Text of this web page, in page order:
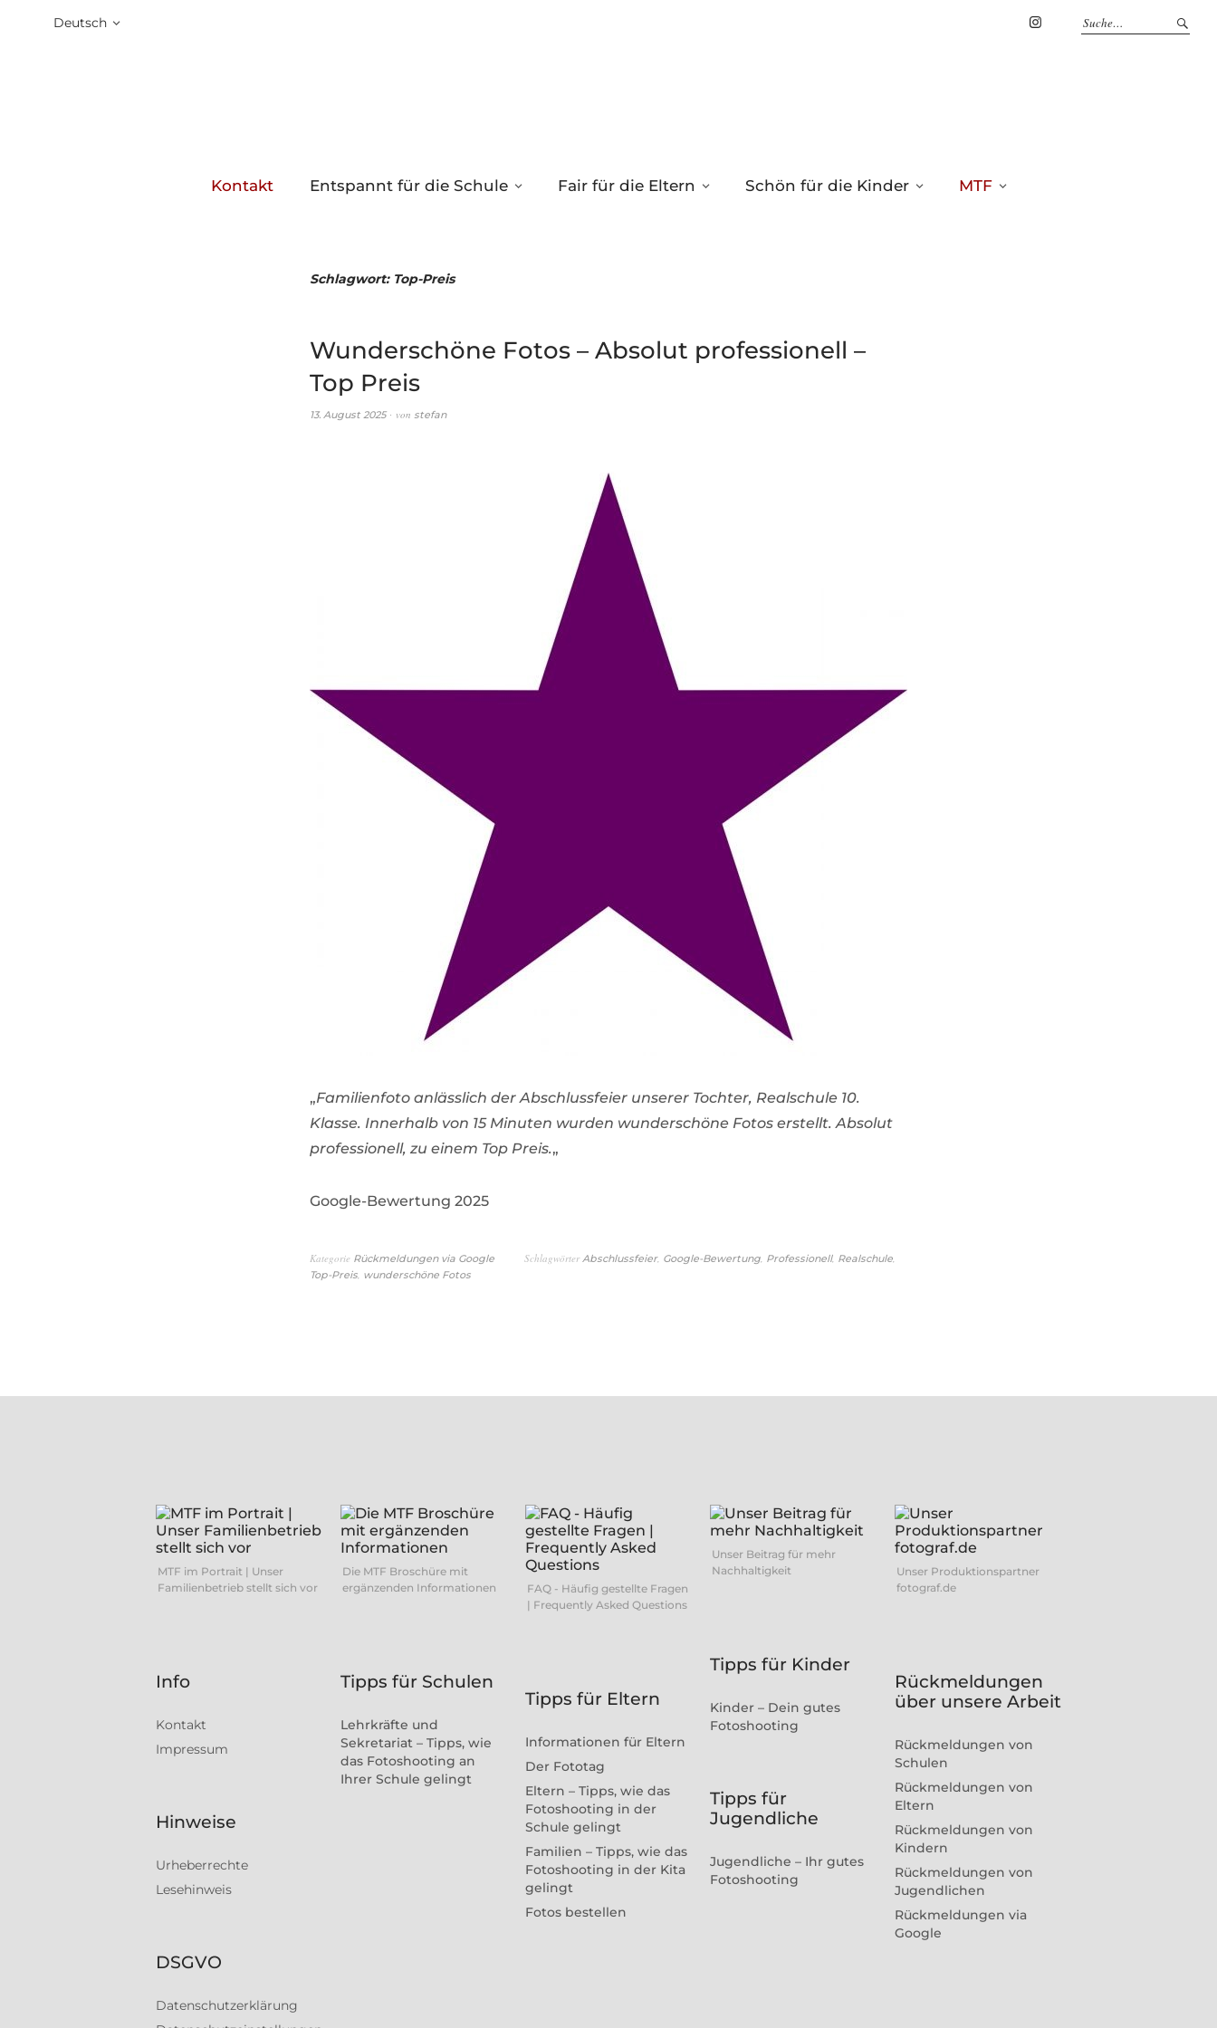
Deutsch
Kontakt Entspannt für die Schule Fair für die Eltern Schön für die Kinder MTF
Schlagwort: Top-Preis
Wunderschöne Fotos – Absolut professionell –
Top Preis
13. August 2025 von stefan
„Familienfoto anlässlich der Abschlussfeier unserer Tochter, Realschule 10.
Klasse. Innerhalb von 15 Minuten wurden wunderschöne Fotos erstellt. Absolut
professionell, zu einem Top Preis.„
Google-Bewertung 2025
Kategorie Rückmeldungen via Google SchlagwörterAbschlussfeier, Google-Bewertung, Professionell, Realschule,
Top-Preis, wunderschöne Fotos
MTF im Portrait | Unser
Familienbetrieb stellt sich vor
Info
Kontakt
Impressum
Hinweise
Urheberrechte
Lesehinweis
DSGVO
Datenschutzerklärung
Die MTF Broschüre mit
ergänzenden Informationen
Tipps für Schulen
Lehrkräfte und
Sekretariat – Tipps, wie
das Fotoshooting an
Ihrer Schule gelingt
FAQ - Häufig gestellte Fragen
| Frequently Asked Questions
Tipps für Eltern
Informationen für Eltern
Der Fototag
Eltern – Tipps, wie das
Fotoshooting in der
Schule gelingt
Familien – Tipps, wie das
Fotoshooting in der Kita
gelingt
Fotos bestellen
Unser Beitrag für mehr
Nachhaltigkeit
Tipps für Kinder
Kinder – Dein gutes
Fotoshooting
Tipps für
Jugendliche
Jugendliche – Ihr gutes
Fotoshooting
Unser Produktionspartner
fotograf.de
Rückmeldungen
über unsere Arbeit
Rückmeldungen von
Schulen
Rückmeldungen von
Eltern
Rückmeldungen von
Kindern
Rückmeldungen von
Jugendlichen
Rückmeldungen via
Google